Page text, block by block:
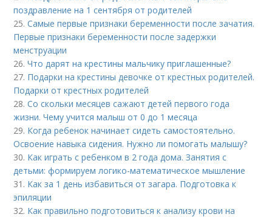
поздравление на 1 сентября от родителей
25.Самые первые признаки беременности после зачатия.
Первые признаки беременности после задержки
менструации
26.Что дарят на крестины мальчику приглашенные?
27. Подарки на крестины девочке от крестных родителей.
Подарки от крестных родителей
28.Со скольки месяцев сажают детей первого года
жизни. Чему учится малыш от 0 до 1 месяца
29. Когда ребенок начинает сидеть самостоятельно.
Освоение навыка сидения. Нужно ли помогать малышу?
30. Как играть с ребенком в 2 года дома. Занятия с
детьми: формируем логико-математическое мышление
31. Как за 1 день избавиться от загара. Подготовка к
эпиляции
32. Как правильно подготовиться к анализу крови на